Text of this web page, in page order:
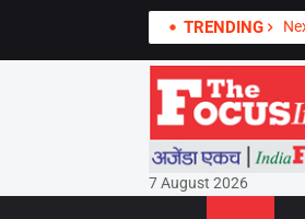
TRENDING
7 August 2026